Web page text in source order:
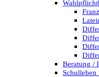
Beratung /